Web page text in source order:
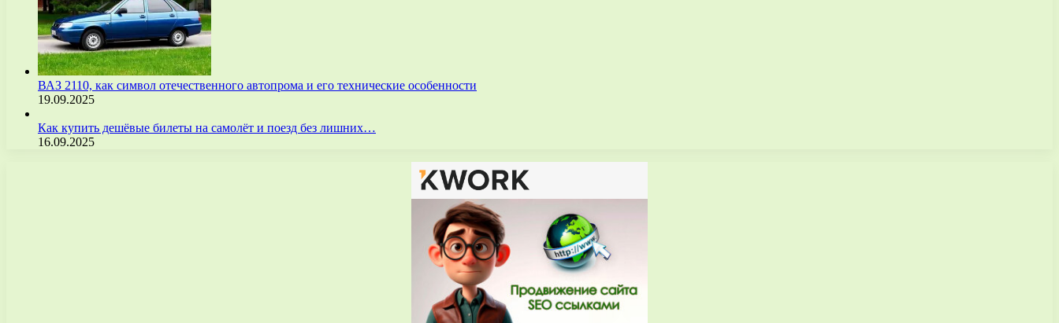
ВАЗ 2110, как символ отечественного автопрома и его технические особенности
19.09.2025
Как купить дешёвые билеты на самолёт и поезд без лишних…
16.09.2025